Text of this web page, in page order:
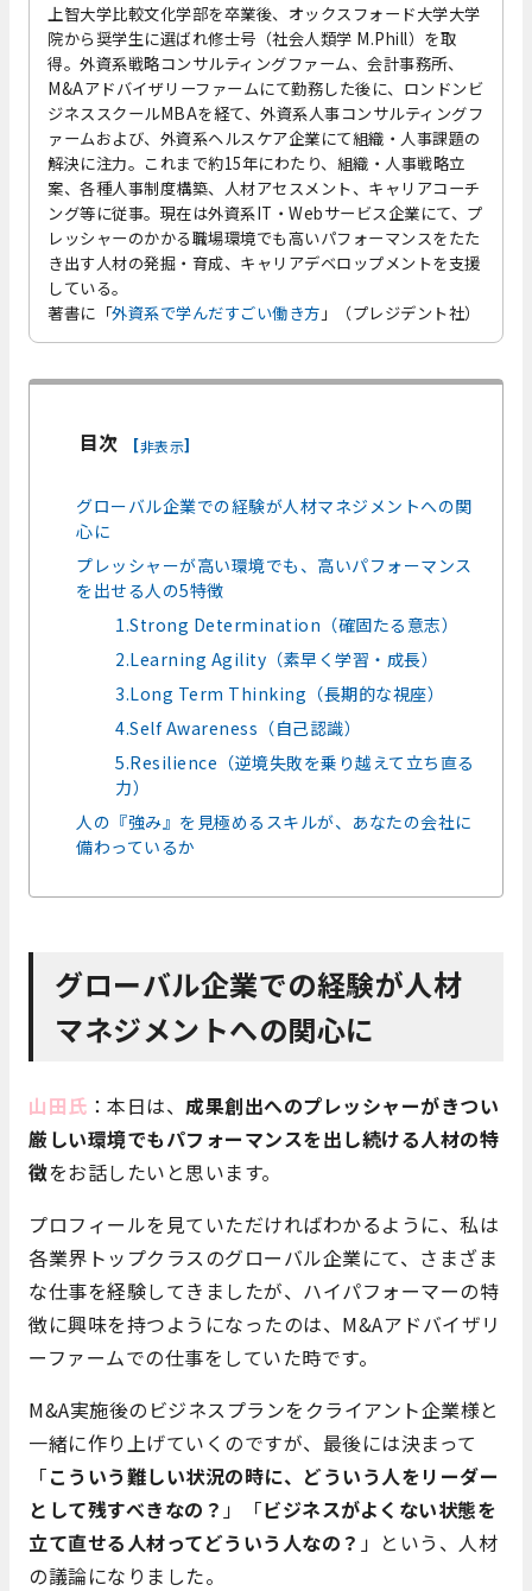
上智大学比較文化学部を卒業後、オックスフォード大学大学
院から奨学生に選ばれ修士号（社会人類学 M.Phill）を取
得。外資系戦略コンサルティングファーム、会計事務所、
M&Aアドバイザリーファームにて勤務した後に、ロンドンビ
ジネススクールMBAを経て、外資系人事コンサルティングフ
ァームおよび、外資系ヘルスケア企業にて組織・人事課題の
解決に注力。これまで約15年にわたり、組織・人事戦略立
案、各種人事制度構築、人材アセスメント、キャリアコーチ
ング等に従事。現在は外資系IT・Webサービス企業にて、プ
レッシャーのかかる職場環境でも高いパフォーマンスをたた
き出す人材の発掘・育成、キャリアデベロップメントを支援
している。
著書に「外資系で学んだすごい働き方 」（プレジデント社）
目次 [非表示]
グローバル企業での経験が人材マネジメントへの関
心に
プレッシャーが高い環境でも、高いパフォーマンス
を出せる人の5特徴
1.Strong Determination（確固たる意志）
2.Learning Agility（素早く学習・成長）
3.Long Term Thinking（長期的な視座）
4.Self Awareness（自己認識）
5.Resilience（逆境失敗を乗り越えて立ち直る
力）
人の『強み』を見極めるスキルが、あなたの会社に
備わっているか
グローバル企業での経験が人材
マネジメントへの関心に
山田氏 ：本日は、 成果創出へのプレッシャーがきつい
厳しい環境でもパフォーマンスを出し続ける人材の特
徴をお話したいと思います。
プロフィールを見ていただければわかるように、私は
各業界トップクラスのグローバル企業にて、さまざま
な仕事を経験してきましたが、ハイパフォーマーの特
徴に興味を持つようになったのは、M&Aアドバイザリ
ーファームでの仕事をしていた時です。
M&A実施後のビジネスプランをクライアント企業様と
一緒に作り上げていくのですが、最後には決まって
「こういう難しい状況の時に、どういう人をリーダー
として残すべきなの？ 」「ビジネスがよくない状態を
立て直せる人材ってどういう人なの？ 」という、人材
の議論になりました。